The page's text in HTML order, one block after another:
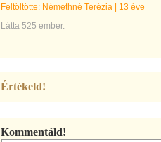
Feltöltötte: Némethné Terézia
13 éve
Látta 525 ember.
Értékeld!
Kommentáld!